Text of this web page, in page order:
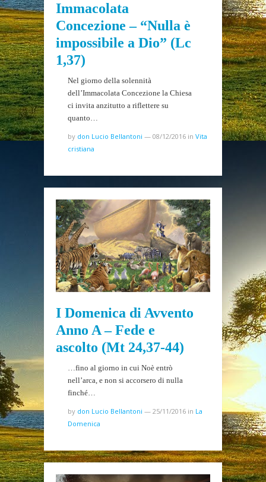
Immacolata
Concezione – “Nulla è
impossibile a Dio” (Lc
1,37)
Nel giorno della solennità
dell’Immacolata Concezione la Chiesa
ci invita anzitutto a riflettere su
quanto…
by don Lucio Bellantoni — 08/12/2016 in Vita
cristiana
I Domenica di Avvento
Anno A – Fede e
ascolto (Mt 24,37-44)
…fino al giorno in cui Noè entrò
nell’arca, e non si accorsero di nulla
finché…
by don Lucio Bellantoni — 25/11/2016 in La
Domenica